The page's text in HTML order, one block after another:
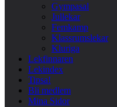
Gympasal
Jullekar
Femkamp
Klassrumslekar
Kluriga
Lekfinnaren
Lekindex
Tipsa!
Bli medlem
Mina Sidor